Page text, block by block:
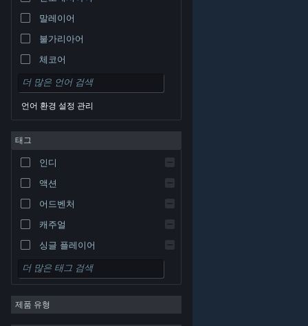
및 기타 국가에서 각각 해당 소유자의 재산입니다.개인정
보 처리방침|법적 고지|접근성|Steam 이용 약관|
환불 | 쿠키
말레이어
불가리아어
체코어
덴마크어
독일어
영어
스페인어 - 중남미
그리스어
언어 환경 설정 관리
태그
인디
액션
어드벤처
캐주얼
싱글 플레이어
시뮬레이션
RPG
전략
제품 유형